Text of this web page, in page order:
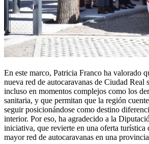
En este marco, Patricia Franco ha valorado
nueva red de autocaravanas de Ciudad Real
incluso en momentos complejos como los
sanitaria, y que permitan que la región
seguir posicionándose como destino
interior. Por eso, ha agradecido a la
iniciativa, que revierte en una oferta turística
mayor red de autocaravanas en una